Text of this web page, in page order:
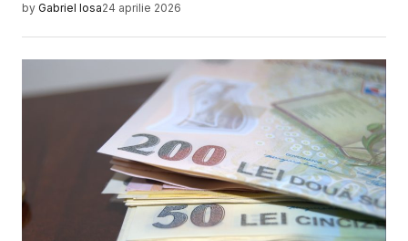
by Gabriel Iosa24 aprilie 2026